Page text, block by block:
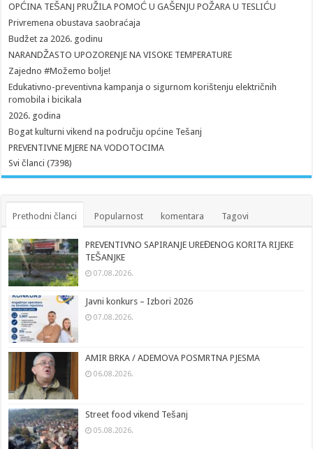
OPĆINA TEŠANJ PRUŽILA POMOĆ U GAŠENJU POŽARA U TESLIĆU
Privremena obustava saobraćaja
Budžet za 2026. godinu
NARANDŽASTO UPOZORENJE NA VISOKE TEMPERATURE
Zajedno #Možemo bolje!
Edukativno-preventivna kampanja o sigurnom korištenju električnih
romobila i bicikala
2026. godina
Bogat kulturni vikend na području općine Tešanj
PREVENTIVNE MJERE NA VODOTOCIMA
Svi članci (7398)
Prethodni članci Popularnost komentara Tagovi
PREVENTIVNO SAPIRANJE UREĐENOG KORITA RIJEKE
TEŠANJKE
07.08.2026.
Javni konkurs – Izbori 2026
07.08.2026.
AMIR BRKA / ADEMOVA POSMRTNA PJESMA
06.08.2026.
Street food vikend Tešanj
05.08.2026.